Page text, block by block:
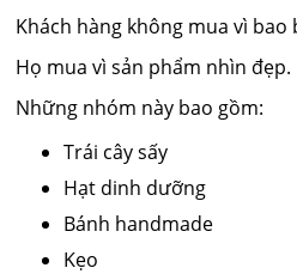
Khách hàng không mua vì bao
Họ mua vì sản phẩm nhìn đẹp.
Những nhóm này bao gồm:
Trái cây sấy
Hạt dinh dưỡng
Bánh handmade
Kẹo